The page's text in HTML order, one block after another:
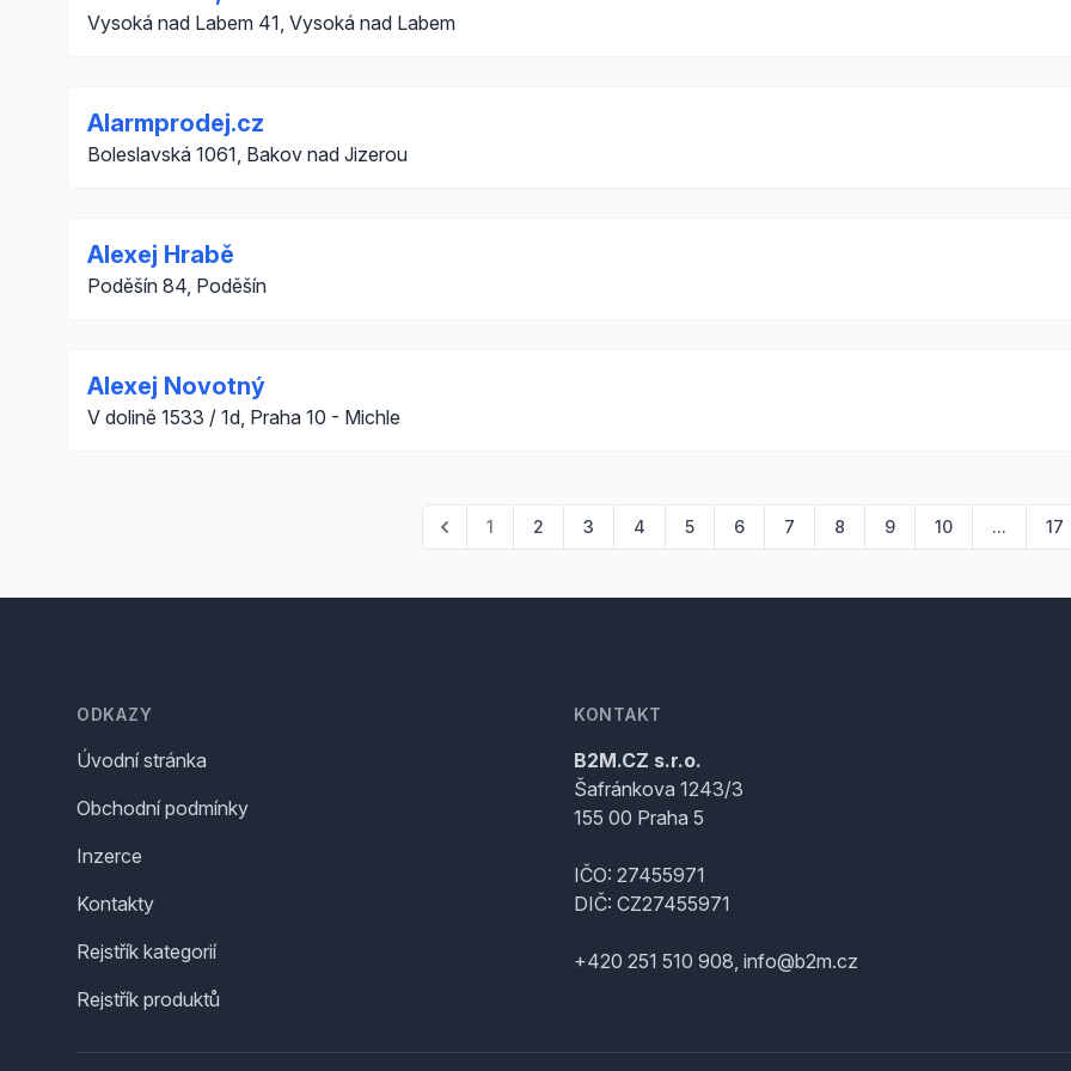
Vysoká nad Labem 41, Vysoká nad Labem
Alarmprodej.cz
Boleslavská 1061, Bakov nad Jizerou
Alexej Hrabě
Poděšín 84, Poděšín
Alexej Novotný
V dolině 1533 / 1d, Praha 10 - Michle
1 2 3 4 5 6 7 8 9 10 ... 17
ODKAZY
Úvodní stránka
Obchodní podmínky
Inzerce
Kontakty
Rejstřík kategorií
Rejstřík produktů
KONTAKT
B2M.CZ s.r.o.
Šafránkova 1243/3
155 00 Praha 5
IČO: 27455971
DIČ: CZ27455971
+420 251 510 908, info@b2m.cz